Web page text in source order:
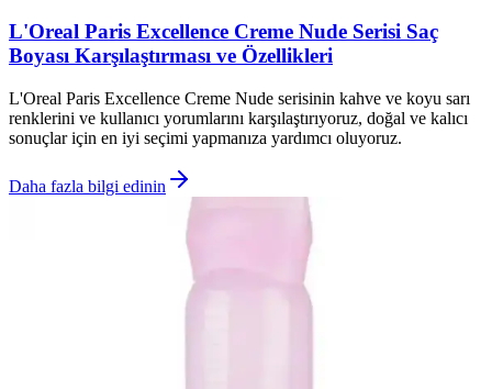
L'Oreal Paris Excellence Creme Nude Serisi Saç
Boyası Karşılaştırması ve Özellikleri
L'Oreal Paris Excellence Creme Nude serisinin kahve ve koyu sarı
renklerini ve kullanıcı yorumlarını karşılaştırıyoruz, doğal ve kalıcı
sonuçlar için en iyi seçimi yapmanıza yardımcı oluyoruz.
Daha fazla bilgi edinin